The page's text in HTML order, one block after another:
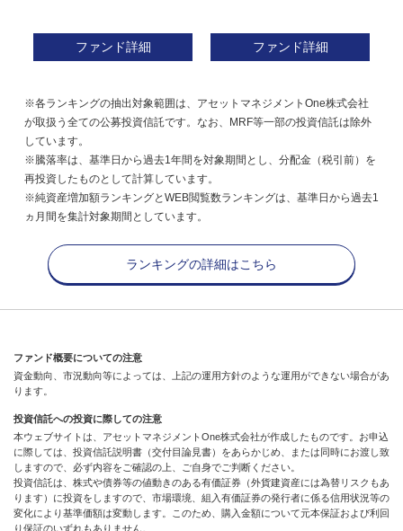
ファンド詳細 ファンド詳細
※各ランキングの抽出対象範囲は、アセットマネジメントOne株式会社
が取扱う全ての公募投資信託です。なお、MRF等一部の投資信託は除外
しています。
※騰落率は、基準日から過去1年間を対象期間とし、分配金（税引前）を
再投資したものとして計算しています。
※純資産増加額ランキングとWEB閲覧数ランキングは、基準日から過去1
ヵ月間を集計対象期間としています。
ランキングの詳細はこちら
ファンド概要についての注意
資金動向、市況動向等によっては、上記の運用方針のような運用ができない場合があ
ります。
投資信託への投資に際しての注意
本ウェブサイトは、アセットマネジメントOne株式会社が作成したものです。お申込
に際しては、投資信託説明書（交付目論見書）をあらかじめ、または同時にお渡し致
しますので、必ず内容をご確認の上、ご自身でご判断ください。
投資信託は、株式や債券等の値動きのある有価証券（外貨建資産には為替リスクもあ
ります）に投資をしますので、市場環境、組入有価証券の発行者に係る信用状況等の
変化により基準価額は変動します。このため、購入金額について元本保証および利回
り保証のいずれもありません。